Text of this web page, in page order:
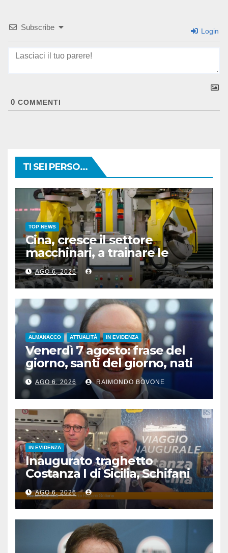
Subscribe Login
0 COMMENTI
TI SEI PERSO...
TOP NEWS
Cina, cresce il settore
macchinari, a trainare le
“attrezzature intelligenti”
AGO 6, 2026
ALMANACCO ATTUALITÀ IN EVIDENZA
Venerdì 7 agosto: frase del
giorno, santi del giorno, nati
famosi, accadde oggi
AGO 6, 2026 RAIMONDO BOVONE
IN EVIDENZA
Inaugurato traghetto
Costanza I di Sicilia, Schifani
“Mantenuto impegni presi”
AGO 6, 2026